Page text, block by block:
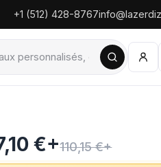
+1 (512) 428-8767
€+110,15 €+